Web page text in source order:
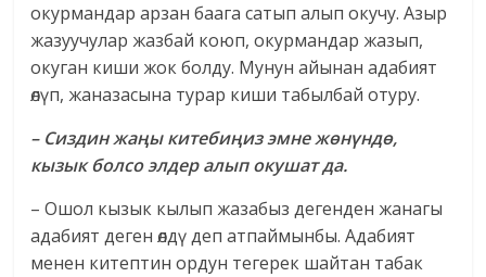
окурмандар арзан баага сатып алып окучу. Азыр
жазуучулар жазбай коюп, окурмандар жазып,
окуган киши жок болду. Мунун айынан адабият
өлүп, жаназасына турар киши табылбай отуру.
– Сиздин жаңы китебиңиз эмне жөнүндө,
кызык болсо элдер алып окушат да.
– Ошол кызык кылып жазабыз дегенден жанагы
адабият деген өлдү деп атпаймынбы. Адабият
менен китептин ордун тегерек шайтан табак